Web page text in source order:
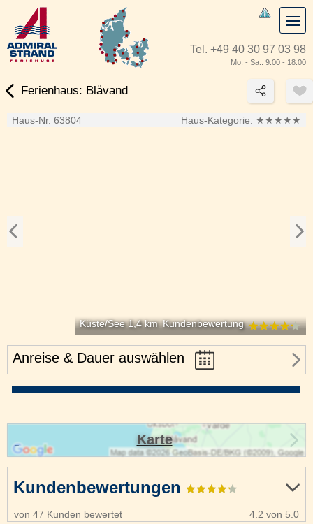
Tel. +49 40 30 97 03 98
Mo. - Sa.: 9.00 - 18.00
Ferienhaus: Blåvand
Haus-Nr. 63804 Haus-Kategorie: ★★★★★
Küste/See 1,4 km Kundenbewertung
Anreise & Dauer auswählen
Kundenbewertungen
von 47 Kunden bewertet 4.2 von 5.0
Karte